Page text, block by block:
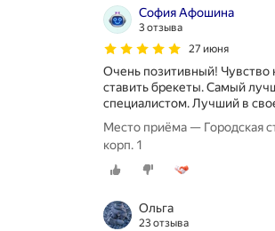
София Афошина
3 отзыва
27 июня
Очень позитивный! Чувство
ставить брекеты. Самый
специалистом. Лучший в
Место приёма — Городская
корп. 1
Ольга
23 отзыва